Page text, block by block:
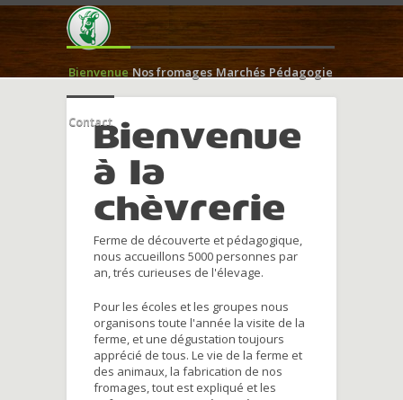
Bienvenue Nos fromages Marchés Pédagogie
ContactBienvenue
à la
chèvrerie
Ferme de découverte et pédagogique,
nous accueillons 5000 personnes par
an, trés curieuses de l'élevage.
Pour les écoles et les groupes nous
organisons toute l'année la visite de la
ferme, et une dégustation toujours
apprécié de tous. Le vie de la ferme et
des animaux, la fabrication de nos
fromages, tout est expliqué et les